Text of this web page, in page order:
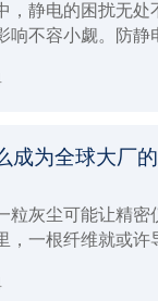
，静电的困扰无处
响不容小觑。防静
电手套。
成为全球大厂
粒灰尘可能让精密
，一根纤维就或许
“武器”，竟是看似